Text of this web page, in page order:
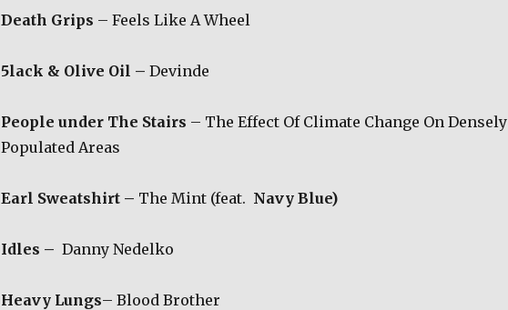
Death Grips – Feels Like A Wheel
5lack & Olive Oil – Devinde
People under The Stairs – The Effect Of Climate Change On Densely
Populated Areas
Earl Sweatshirt – The Mint (feat. Navy Blue)
Idles – Danny Nedelko
Heavy Lungs– Blood Brother